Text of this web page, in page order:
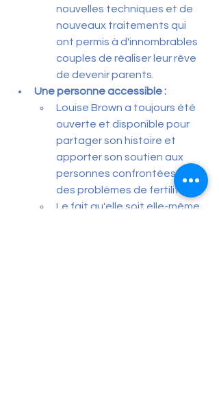
nouvelles techniques et de
nouveaux traitements qui
ont permis à d'innombrables
couples de réaliser leur rêve
de devenir parents.
Une personne accessible :
Louise Brown a toujours été
ouverte et disponible pour
partager son histoire et
apporter son soutien aux
personnes confrontées à
des problèmes de fertilité.
Le fait qu'elle soit elle-même